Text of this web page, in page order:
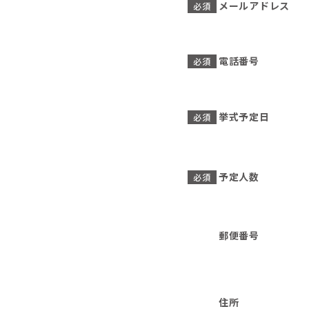
必須 メールアドレス
必須 電話番号
必須 挙式予定日
必須 予定人数
郵便番号
住所